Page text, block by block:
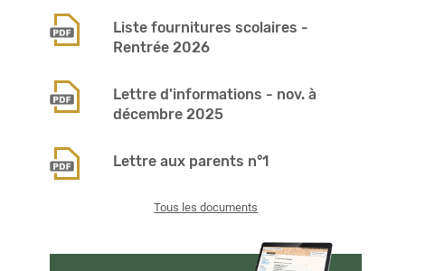
Liste fournitures scolaires -
Rentrée 2026
Lettre d'informations - nov. à
décembre 2025
Lettre aux parents n°1
Tous les documents